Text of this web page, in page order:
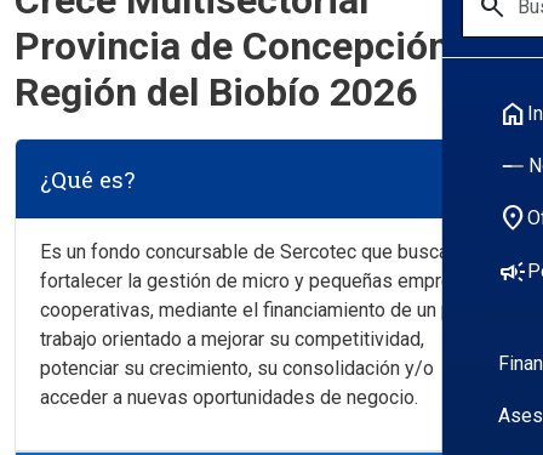
home
location_on
campaign
Provincia de Concepción,
Región del Biobío 2026
¿Qué es?
Es un fondo concursable de Sercotec que busca
fortalecer la gestión de micro y pequeñas empresas y
cooperativas, mediante el financiamiento de un plan de
trabajo orientado a mejorar su competitividad,
potenciar su crecimiento, su consolidación y/o
acceder a nuevas oportunidades de negocio.